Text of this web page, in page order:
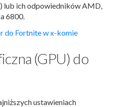
lub ich odpowiedników AMD,
6800.
do Fortnite w x-komie
(GPU) do
ustawieniach